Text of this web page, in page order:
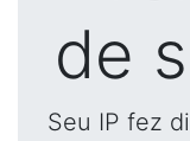
de
Seu IP fez